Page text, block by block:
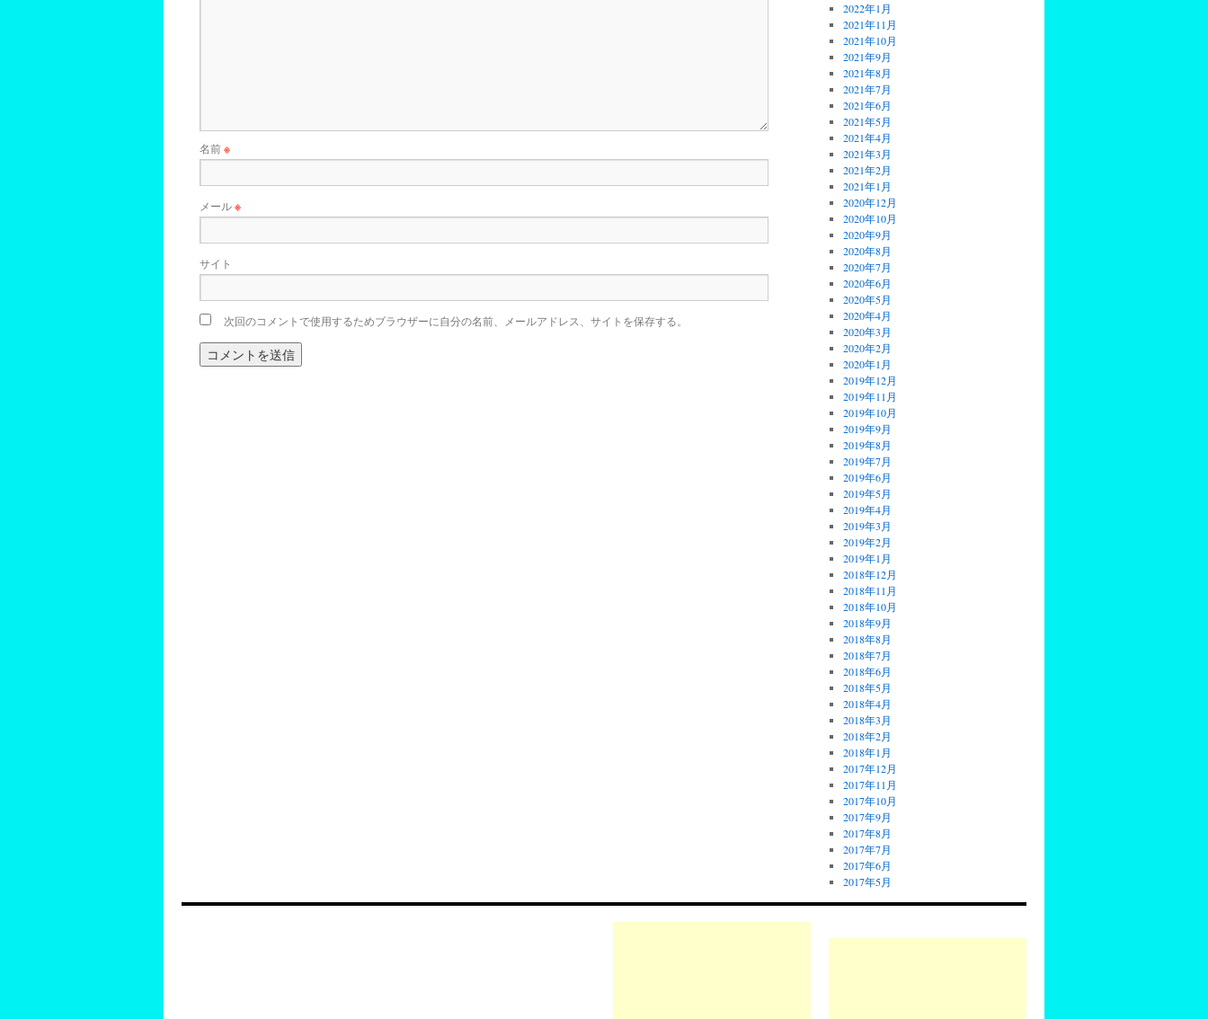
名前※
メール※
サイト
次回のコメントで使用するためブラウザーに自分の名前、メールアドレス、サイトを保存する。
2022年1月
2021年11月
2021年10月
2021年9月
2021年8月
2021年7月
2021年6月
2021年5月
2021年4月
2021年3月
2021年2月
2021年1月
2020年12月
2020年10月
2020年9月
2020年8月
2020年7月
2020年6月
2020年5月
2020年4月
2020年3月
2020年2月
2020年1月
2019年12月
2019年11月
2019年10月
2019年9月
2019年8月
2019年7月
2019年6月
2019年5月
2019年4月
2019年3月
2019年2月
2019年1月
2018年12月
2018年11月
2018年10月
2018年9月
2018年8月
2018年7月
2018年6月
2018年5月
2018年4月
2018年3月
2018年2月
2018年1月
2017年12月
2017年11月
2017年10月
2017年9月
2017年8月
2017年7月
2017年6月
2017年5月